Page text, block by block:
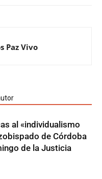
Paz Vivo
al «individualismo
de Córdoba
de la Justicia